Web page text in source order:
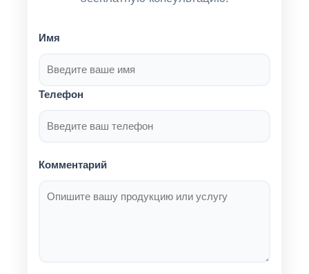
Имя
Телефон
Комментарий